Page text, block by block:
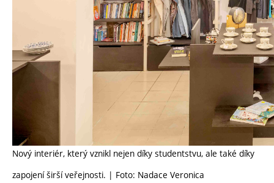
Nový interiér, který vznikl nejen díky studentstvu, ale také díky
zapojení širší veřejnosti. | Foto: Nadace Veronica